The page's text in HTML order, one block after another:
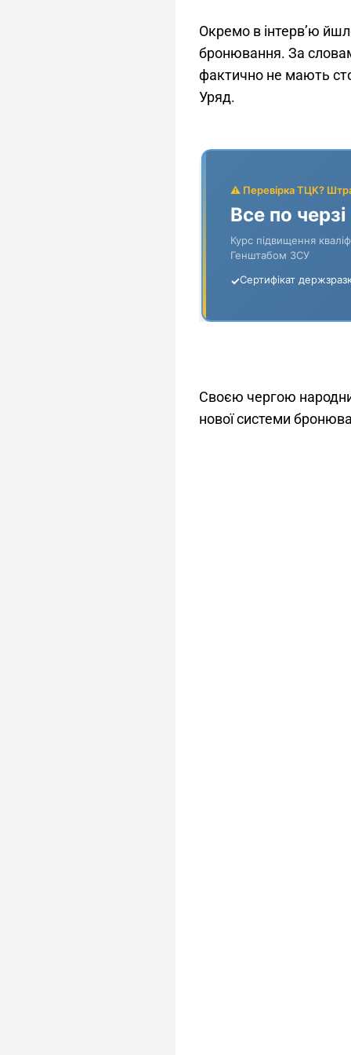
Окремо в інтерв’ю
бронювання. За
фактично не мають
Уряд.
Своєю чергою
нової системи